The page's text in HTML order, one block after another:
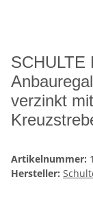
SCHULTE
verzinkt
Artikelnummer:
Hersteller: